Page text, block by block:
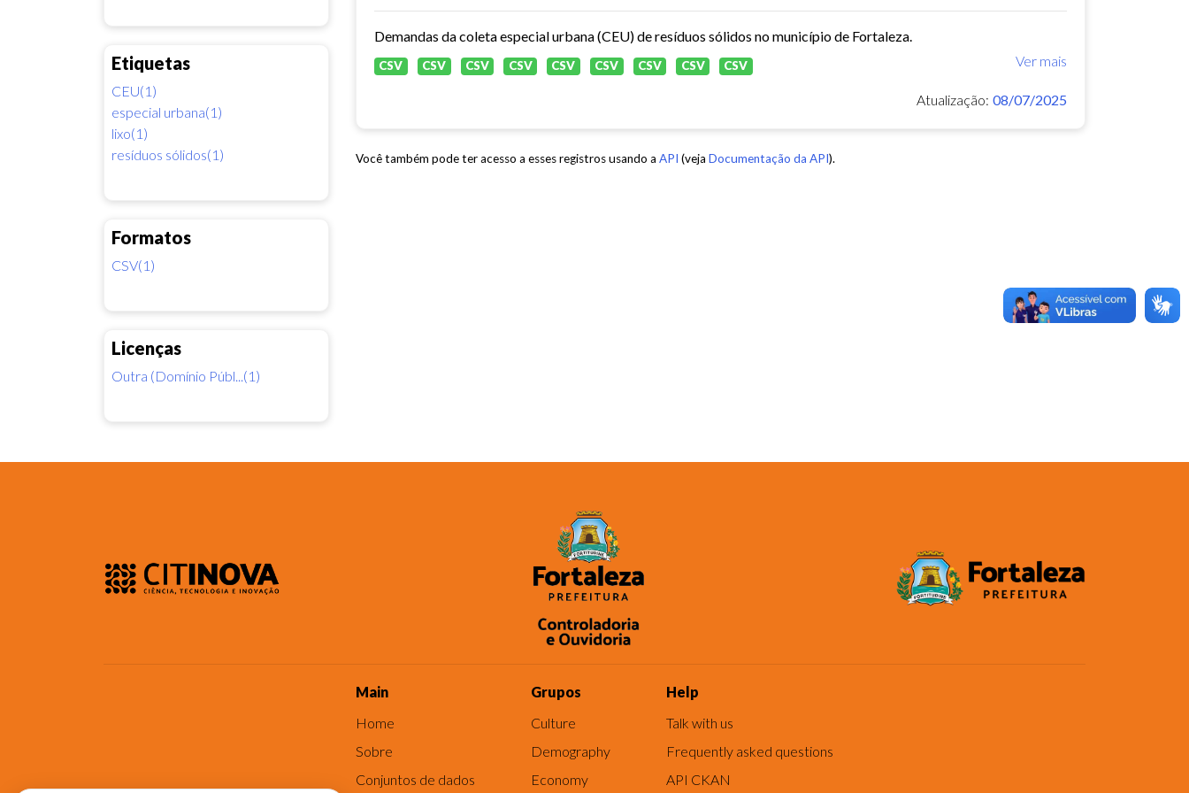
Etiquetas
CEU(1)
especial urbana(1)
lixo(1)
resíduos sólidos(1)
Formatos
CSV(1)
Licenças
Outra (Domínio Públ...(1)
Demandas da coleta especial urbana (CEU) de resíduos sólidos no município de Fortaleza.
Ver mais
CSV CSV CSV CSV CSV CSV CSV CSV CSV
Atualização: 08/07/2025
Você também pode ter acesso a esses registros usando a API (veja Documentação da API).
Main
Home
Sobre
Conjuntos de dados
Grupos
Culture
Demography
Economy
Help
Talk with us
Frequently asked questions
API CKAN